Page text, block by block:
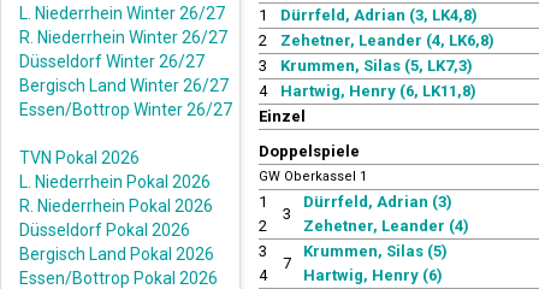
L. Niederrhein Winter 26/27
R. Niederrhein Winter 26/27
Düsseldorf Winter 26/27
Bergisch Land Winter 26/27
Essen/Bottrop Winter 26/27
TVN Pokal 2026
L. Niederrhein Pokal 2026
R. Niederrhein Pokal 2026
Düsseldorf Pokal 2026
Bergisch Land Pokal 2026
Essen/Bottrop Pokal 2026
1
Dürrfeld, Adrian (3, LK4,8)
2
Zehetner, Leander (4, LK6,8)
3
Krummen, Silas (5, LK7,3)
4
Hartwig, Henry (6, LK11,8)
Einzel
Doppelspiele
GW Oberkassel 1
1
2
3
Dürrfeld, Adrian (3)
Zehetner, Leander (4)
3
4
7
Krummen, Silas (5)
Hartwig, Henry (6)